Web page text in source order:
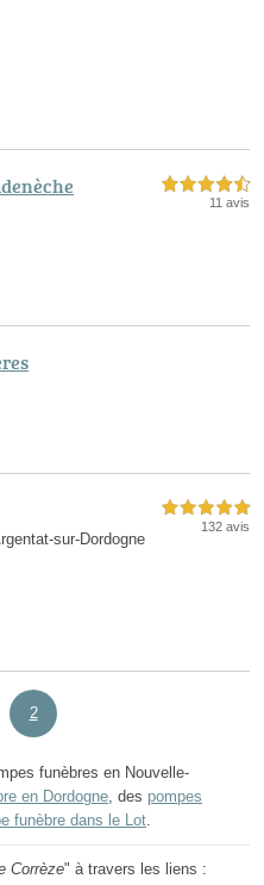
4,5 étoiles sur 5
11 avis
sur-Dordogne
5,0 étoiles sur 5
132 avis
2
funèbres en Nouvelle-
en Dordogne , des pompes
funèbre dans le Lot
Corrèze" à travers les liens :